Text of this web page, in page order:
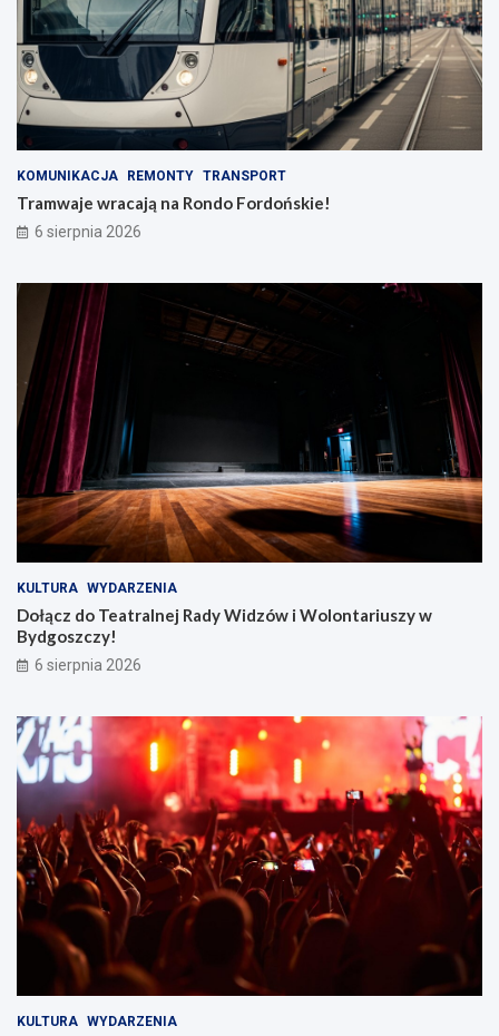
KOMUNIKACJA REMONTY TRANSPORT
Tramwaje wracają na Rondo Fordońskie!
6 sierpnia 2026
KULTURA WYDARZENIA
Dołącz do Teatralnej Rady Widzów i Wolontariuszy w
Bydgoszczy!
6 sierpnia 2026
KULTURA WYDARZENIA